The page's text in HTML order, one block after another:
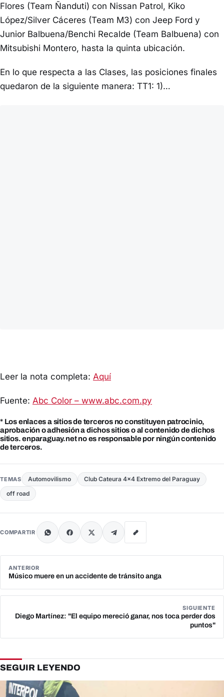
Flores (Team Ñanduti) con Nissan Patrol, Kiko
López/Silver Cáceres (Team M3) con Jeep Ford y
Junior Balbuena/Benchi Recalde (Team Balbuena) con
Mitsubishi Montero, hasta la quinta ubicación.
En lo que respecta a las Clases, las posiciones finales
quedaron de la siguiente manera: TT1: 1)…
Leer la nota completa: Aquí
Fuente: Abc Color – www.abc.com.py
* Los enlaces a sitios de terceros no constituyen patrocinio,
aprobación o adhesión a dichos sitios o al contenido de dichos
sitios. enparaguay.net no es responsable por ningún contenido
de terceros.
TEMAS Automovilismo
Club Cateura 4x4 Extremo del Paraguay
off road
COMPARTIR
ANTERIOR
Músico muere en un accidente de tránsito anga
SIGUIENTE
Diego Martínez: "El equipo mereció ganar, nos toca perder dos
puntos"
SEGUIR LEYENDO